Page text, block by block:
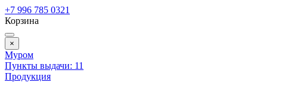
+7 996 785 0321
Корзина
×
Муром
Пункты выдачи: 11
Продукция